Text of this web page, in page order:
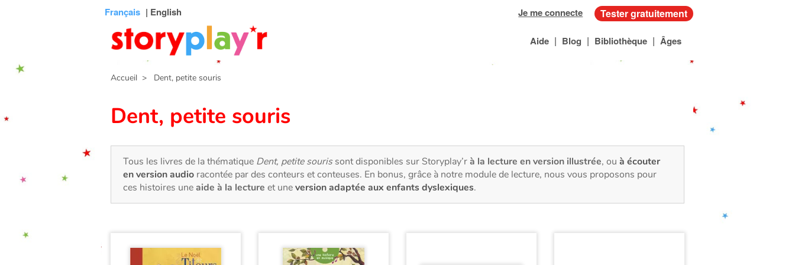
Français | English Je me connecte Tester gratuitement
Aide | Blog | Bibliothèque | Âges
Accueil > Dent, petite souris
Dent, petite souris
Tous les livres de la thématique Dent, petite sourissont disponibles sur Storyplay’rà la lecture en version illustrée, ou à écouter
en version audio racontée par des conteurs et conteuses. En bonus, grâce à notre module de lecture, nous vous proposons pour
ces histoires uneaide à la lecture et uneversion adaptée aux enfants dyslexiques.